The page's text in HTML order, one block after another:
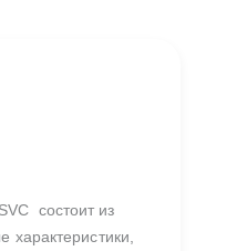
состоит из